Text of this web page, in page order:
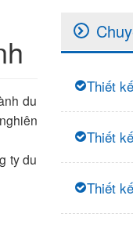
du
ty du
Thiết
Thiết
Thiết